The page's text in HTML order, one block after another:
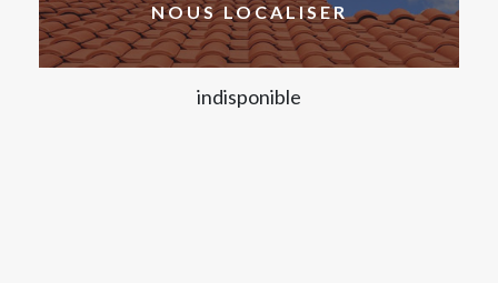
NOUS LOCALISER
indisponible